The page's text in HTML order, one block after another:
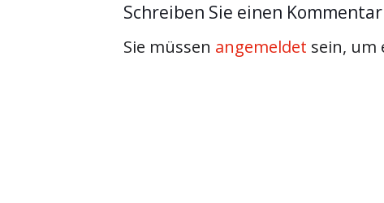
Schreiben Sie einen Kommentar
Sie müssen angemeldet sein, um